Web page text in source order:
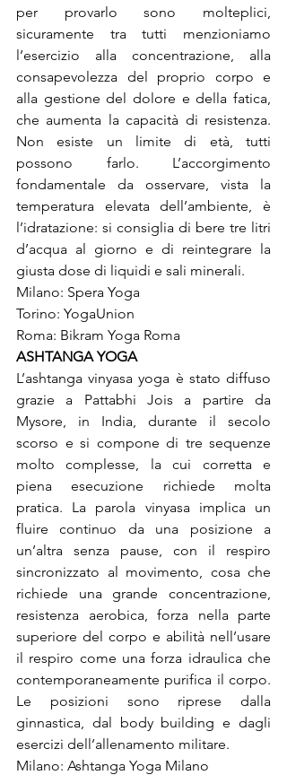
per provarlo sono molteplici,
sicuramente tra tutti menzioniamo
l’esercizio alla concentrazione, alla
consapevolezza del proprio corpo e
alla gestione del dolore e della fatica,
che aumenta la capacità di resistenza.
Non esiste un limite di età, tutti
possono farlo. L’accorgimento
fondamentale da osservare, vista la
temperatura elevata dell’ambiente, è
l’idratazione: si consiglia di bere tre litri
d’acqua al giorno e di reintegrare la
giusta dose di liquidi e sali minerali.
Milano: Spera Yoga
Torino: YogaUnion
Roma: Bikram Yoga Roma
ASHTANGA YOGA
L’ashtanga vinyasa yoga è stato diffuso
grazie a Pattabhi Jois a partire da
Mysore, in India, durante il secolo
scorso e si compone di tre sequenze
molto complesse, la cui corretta e
piena esecuzione richiede molta
pratica. La parola vinyasa implica un
fluire continuo da una posizione a
un’altra senza pause, con il respiro
sincronizzato al movimento, cosa che
richiede una grande concentrazione,
resistenza aerobica, forza nella parte
superiore del corpo e abilità nell’usare
il respiro come una forza idraulica che
contemporaneamente purifica il corpo.
Le posizioni sono riprese dalla
ginnastica, dal body building e dagli
esercizi dell’allenamento militare.
Milano: Ashtanga Yoga Milano